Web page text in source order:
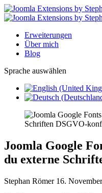
Erweiterungen
Über mich
Blog
Sprache auswählen
Joomla Google
du externe
Stephan Römer 16.